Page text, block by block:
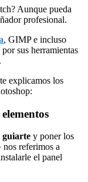
Aunque pueda
profesional.
, GIMP e incluso
sus herramientas
explicamos los
guiarte y poner los
nos referimos a
el panel